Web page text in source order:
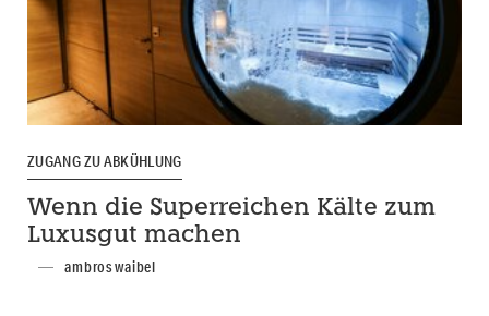
ZUGANG ZU ABKÜHLUNG
Wenn die Superreichen Kälte zum
Luxusgut machen
ambros waibel